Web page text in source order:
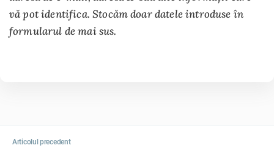
vă pot identifica. Stocăm doar datele introduse în
formularul de mai sus.
Articolul precedent